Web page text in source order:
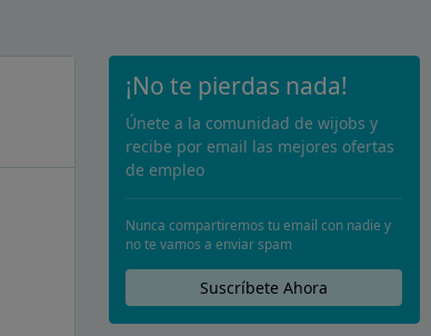
¡No te pierdas nada!
Únete a la comunidad de wijobs y
recibe por email las mejores ofertas
de empleo
Nunca compartiremos tu email con nadie y
no te vamos a enviar spam
Suscríbete Ahora